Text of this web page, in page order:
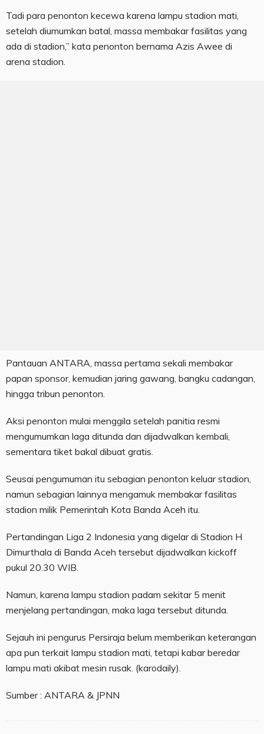
Tadi para penonton kecewa karena lampu stadion mati,
setelah diumumkan batal, massa membakar fasilitas yang
ada di stadion,” kata penonton bernama Azis Awee di
arena stadion.
Pantauan ANTARA, massa pertama sekali membakar
papan sponsor, kemudian jaring gawang, bangku cadangan,
hingga tribun penonton.
Aksi penonton mulai menggila setelah panitia resmi
mengumumkan laga ditunda dan dijadwalkan kembali,
sementara tiket bakal dibuat gratis.
Seusai pengumuman itu sebagian penonton keluar stadion,
namun sebagian lainnya mengamuk membakar fasilitas
stadion milik Pemerintah Kota Banda Aceh itu.
Pertandingan Liga 2 Indonesia yang digelar di Stadion H
Dimurthala di Banda Aceh tersebut dijadwalkan kickoff
pukul 20.30 WIB.
Namun, karena lampu stadion padam sekitar 5 menit
menjelang pertandingan, maka laga tersebut ditunda.
Sejauh ini pengurus Persiraja belum memberikan keterangan
apa pun terkait lampu stadion mati, tetapi kabar beredar
lampu mati akibat mesin rusak. (karodaily).
Sumber : ANTARA & JPNN